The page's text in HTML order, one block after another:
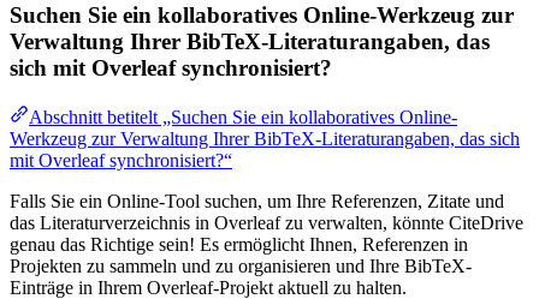
Suchen Sie ein kollaboratives Online-Werkzeug zur
Verwaltung Ihrer BibTeX-Literaturangaben, das
sich mit Overleaf synchronisiert?
Abschnitt betitelt „Suchen Sie ein kollaboratives Online-
Werkzeug zur Verwaltung Ihrer BibTeX-Literaturangaben, das sich
mit Overleaf synchronisiert?“
Falls Sie ein Online-Tool suchen, um Ihre Referenzen, Zitate und
das Literaturverzeichnis in Overleaf zu verwalten, könnte CiteDrive
genau das Richtige sein! Es ermöglicht Ihnen, Referenzen in
Projekten zu sammeln und zu organisieren und Ihre BibTeX-
Einträge in Ihrem Overleaf-Projekt aktuell zu halten.